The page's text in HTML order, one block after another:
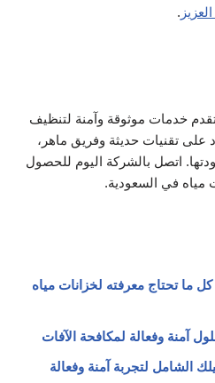
.
خدمات موثوقة وآمنة لتنظيف
على تقنيات حديثة وفريق ماهر،
اتصل بالشركة اليوم للحصول
في السعودية.
ما تحتاج معرفته لخزانات مياه
آمنة وفعالة لمكافحة الآفات
الشامل لتجربة آمنة وفعالة